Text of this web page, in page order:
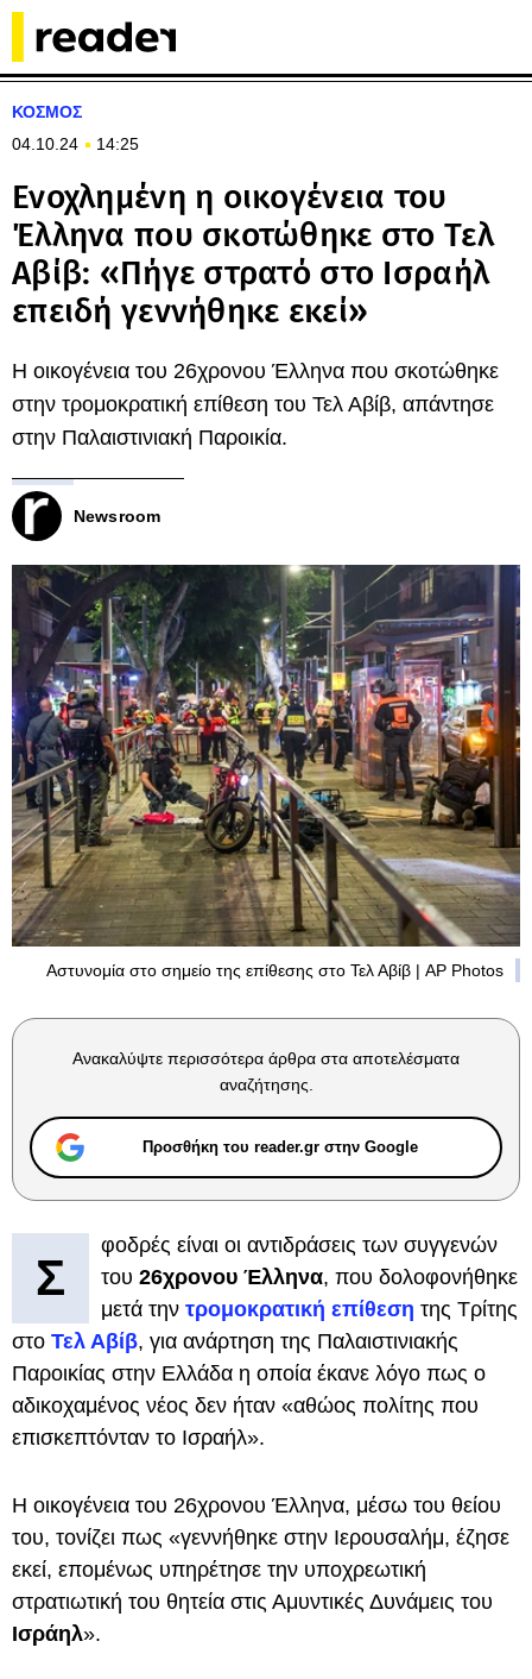
ΚΟΣΜΟΣ
04.10.24
14:25
Ενοχλημένη η οικογένεια του
Έλληνα που σκοτώθηκε στο Τελ
Αβίβ: «Πήγε στρατό στο Ισραήλ
επειδή γεννήθηκε εκεί»
Η οικογένεια του 26χρονου Έλληνα που σκοτώθηκε
στην τρομοκρατική επίθεση του Τελ Αβίβ, απάντησε
στην Παλαιστινιακή Παροικία.
Newsroom
Αστυνομία στο σημείο της επίθεσης στο Τελ Αβίβ | AP Photos
Ανακαλύψτε περισσότερα άρθρα στα αποτελέσματα
αναζήτησης.
Προσθήκη του reader.gr στην Google
Σ
φοδρές είναι οι αντιδράσεις των συγγενών
του 26χρονου Έλληνα, που δολοφονήθηκε
μετά την τρομοκρατική επίθεση της Τρίτης
στο Τελ Αβίβ, για ανάρτηση της Παλαιστινιακής
Παροικίας στην Ελλάδα η οποία έκανε λόγο πως ο
αδικοχαμένος νέος δεν ήταν «αθώος πολίτης που
επισκεπτόνταν το Ισραήλ».
Η οικογένεια του 26χρονου Έλληνα, μέσω του θείου
του, τονίζει πως «γεννήθηκε στην Ιερουσαλήμ, έζησε
εκεί, επομένως υπηρέτησε την υποχρεωτική
στρατιωτική του θητεία στις Αμυντικές Δυνάμεις του
Ισράηλ».